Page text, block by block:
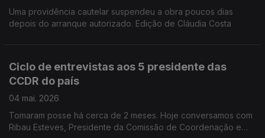
Uma providência cautelar suspendeu a obra poucos dias
depois do arranque autorizado. Edição de Cláudia Costa
Ciclo de entrevistas aos 5 presidente das
CCDR do país
04 mai. 2026
Tomaram posse há cerca de 2 meses. Hoje conversamos com
Ribau Esteves, Presidente da Comissão de Coordenação e